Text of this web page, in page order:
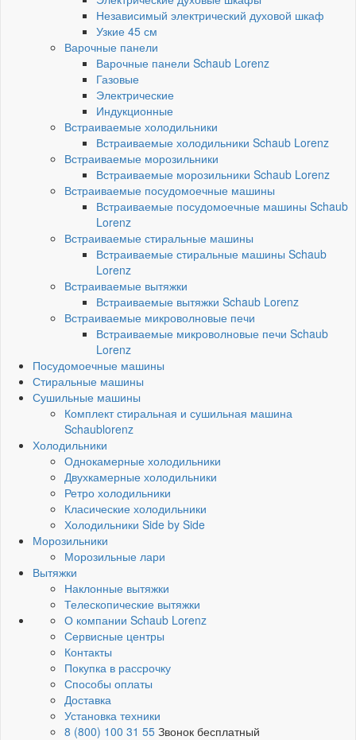
Независимый электрический духовой шкаф
Узкие 45 см
Варочные панели
Варочные панели Schaub Lorenz
Газовые
Электрические
Индукционные
Встраиваемые холодильники
Встраиваемые холодильники Schaub Lorenz
Встраиваемые морозильники
Встраиваемые морозильники Schaub Lorenz
Встраиваемые посудомоечные машины
Встраиваемые посудомоечные машины Schaub
Lorenz
Встраиваемые стиральные машины
Встраиваемые стиральные машины Schaub
Lorenz
Встраиваемые вытяжки
Встраиваемые вытяжки Schaub Lorenz
Встраиваемые микроволновые печи
Встраиваемые микроволновые печи Schaub
Lorenz
Посудомоечные машины
Стиральные машины
Сушильные машины
Комплект стиральная и сушильная машина
Schaublorenz
Холодильники
Однокамерные холодильники
Двухкамерные холодильники
Ретро холодильники
Класические холодильники
Холодильники Side by Side
Морозильники
Морозильные лари
Вытяжки
Наклонные вытяжки
Телескопические вытяжки
О компании Schaub Lorenz
Сервисные центры
Контакты
Покупка в рассрочку
Способы оплаты
Доставка
Установка техники
8 (800) 100 31 55 Звонок бесплатный